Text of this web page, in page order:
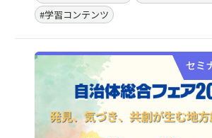
#安全文化醸成／労働安全衛生
#学習コンテンツ
セミ